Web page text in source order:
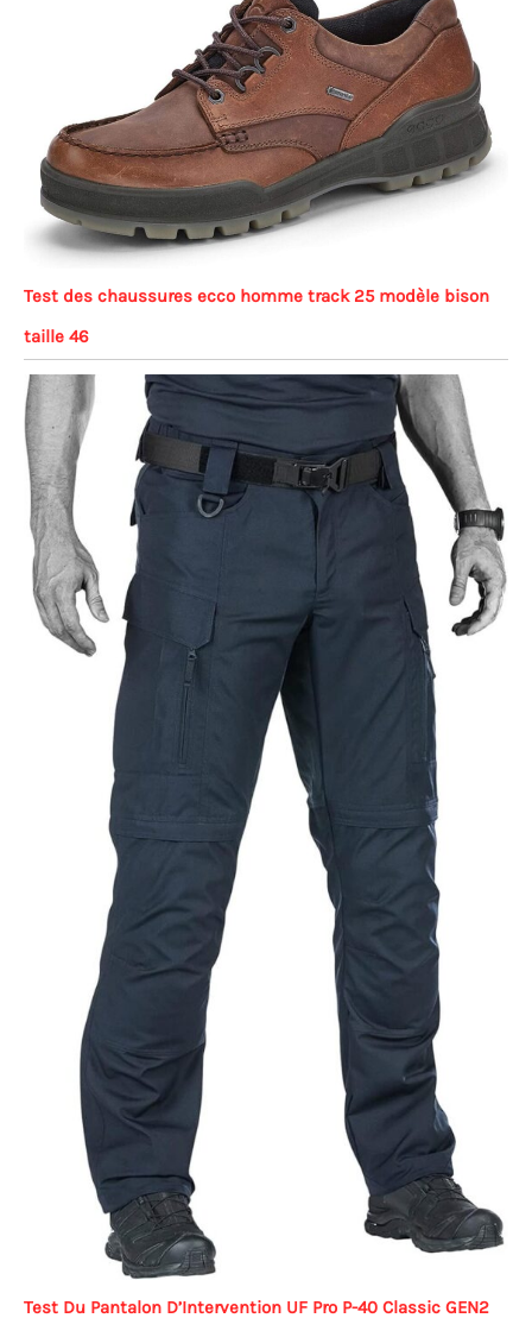
Test des chaussures ecco homme track 25 modèle bison
taille 46
Test Du Pantalon D’Intervention UF Pro P-40 Classic GEN2